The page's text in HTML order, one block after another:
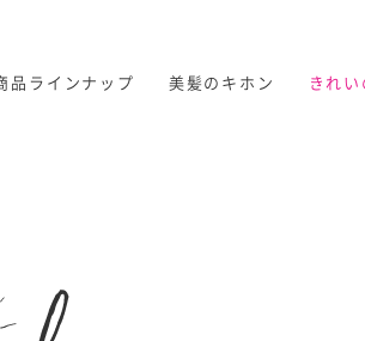
品ラインナップ 美髪のキホン きれ